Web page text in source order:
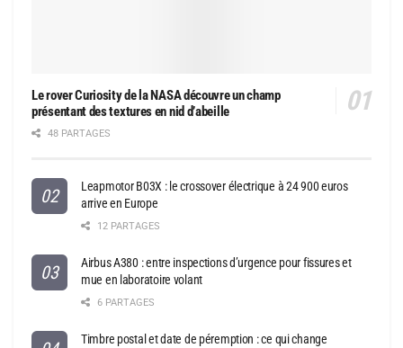
Le rover Curiosity de la NASA découvre un champ
présentant des textures en nid d’abeille
48 PARTAGES
Leapmotor B03X : le crossover électrique à 24 900 euros
arrive en Europe
12 PARTAGES
Airbus A380 : entre inspections d’urgence pour fissures et
mue en laboratoire volant
6 PARTAGES
Timbre postal et date de péremption : ce qui change